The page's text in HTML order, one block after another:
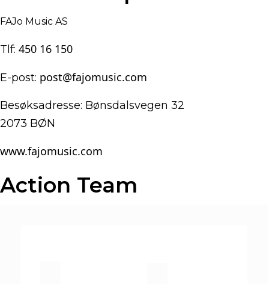
FAJo Music AS
Tlf: 450 16 150
E-post: post@fajomusic.com
Besøksadresse: Bønsdalsvegen 32
2073 BØN
www.fajomusic.com
Action Team